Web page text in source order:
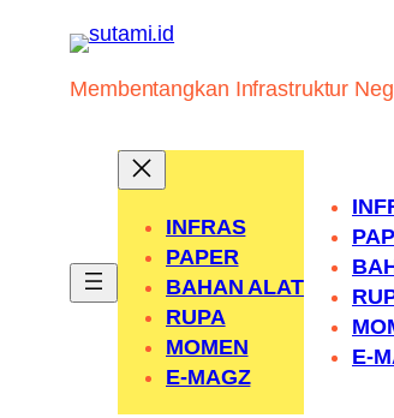
contentMembentangkan Infrastruktur
INFRAS
PAPER
BAHAN ALAT
RUPA
MOMEN
E-MAGZ
E-